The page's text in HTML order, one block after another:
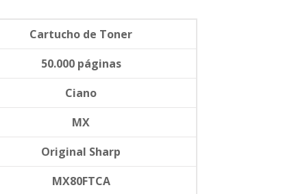
Cartucho de Toner
50.000 páginas
Ciano
MX
Original Sharp
MX80FTCA